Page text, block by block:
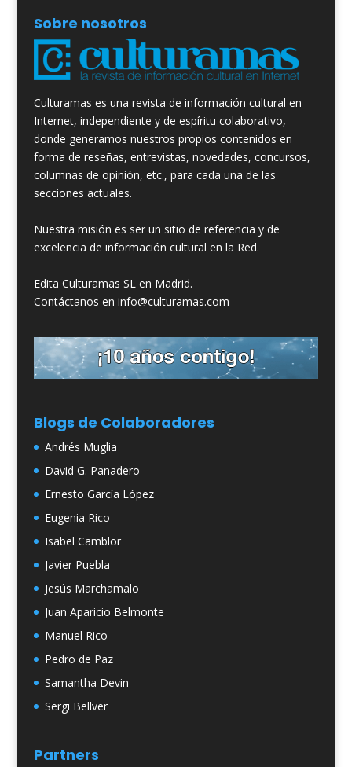
Sobre nosotros
Culturamas es una revista de información cultural en
Internet, independiente y de espíritu colaborativo,
donde generamos nuestros propios contenidos en
forma de reseñas, entrevistas, novedades, concursos,
columnas de opinión, etc., para cada una de las
secciones actuales.
Nuestra misión es ser un sitio de referencia y de
excelencia de información cultural en la Red.
Edita Culturamas SL en Madrid.
Contáctanos en info@culturamas.com
Blogs de Colaboradores
Andrés Muglia
David G. Panadero
Ernesto García López
Eugenia Rico
Isabel Camblor
Javier Puebla
Jesús Marchamalo
Juan Aparicio Belmonte
Manuel Rico
Pedro de Paz
Samantha Devin
Sergi Bellver
Partners